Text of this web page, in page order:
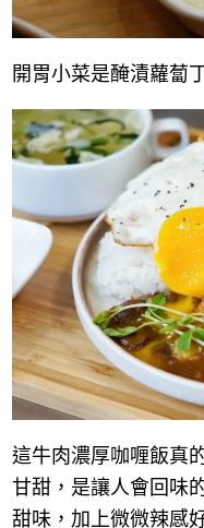
開胃小菜是醃漬蘿蔔
這牛肉濃厚咖喱飯真
甘甜，是讓人會回味
甜味，加上微微辣感